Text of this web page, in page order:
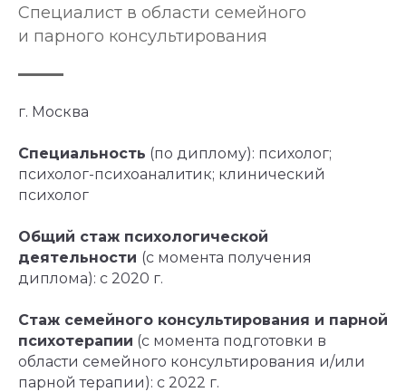
Специалист в области семейного
и парного консультирования
г. Москва
Специальность (по диплому): психолог;
психолог-психоаналитик; клинический
психолог
Общий стаж психологической
деятельности (с момента получения
диплома): с 2020 г.
Стаж семейного консультирования и парной
психотерапии (с момента подготовки в
области семейного консультирования и/или
парной терапии): с 2022 г.